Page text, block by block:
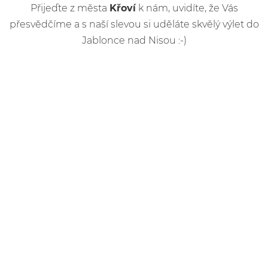
Přijeďte z města Křovík nám, uvidíte, že Vás
přesvědčíme a s naší slevou si uděláte skvělý výlet do
Jablonce nad Nisou :-)